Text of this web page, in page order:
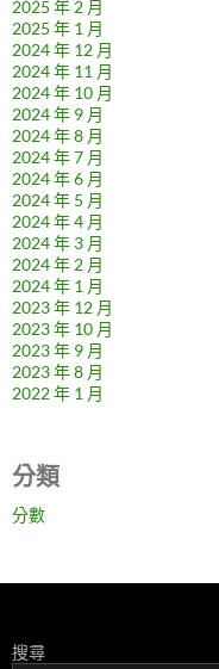
2025 年 2 月
2025 年 1 月
2024 年 12 月
2024 年 11 月
2024 年 10 月
2024 年 9 月
2024 年 8 月
2024 年 7 月
2024 年 6 月
2024 年 5 月
2024 年 4 月
2024 年 3 月
2024 年 2 月
2024 年 1 月
2023 年 12 月
2023 年 10 月
2023 年 9 月
2023 年 8 月
2022 年 1 月
分類
分數
搜尋